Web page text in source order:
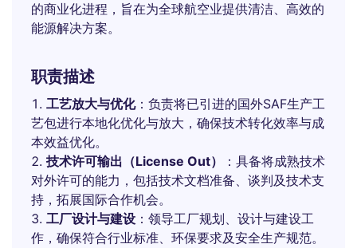
的商业化进程，旨在为全球航空业提供清洁、高效的
能源解决方案。
职责描述
工艺放大与优化：负责将已引进的国外SAF生产工
艺包进行本地化优化与放大，确保技术转化效率与成
本效益优化。
技术许可输出（License Out）
：具备将成熟技术
对外许可的能力，包括技术文档准备、谈判及技术支
持，拓展国际合作机会。
工厂设计与建设 ：领导工厂规划、设计与建设工
作，确保符合行业标准、环保要求及安全生产规范。